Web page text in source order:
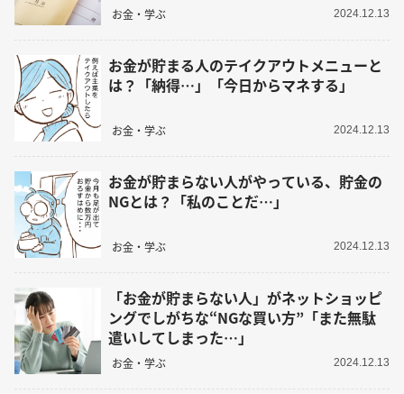
お金・学ぶ 2024.12.13
お金が貯まる人のテイクアウトメニューと
は？「納得…」「今日からマネする」
お金・学ぶ 2024.12.13
お金が貯まらない人がやっている、貯金の
NGとは？「私のことだ…」
お金・学ぶ 2024.12.13
「お金が貯まらない人」がネットショッピ
ングでしがちな“NGな買い方”「また無駄
遣いしてしまった…」
お金・学ぶ 2024.12.13